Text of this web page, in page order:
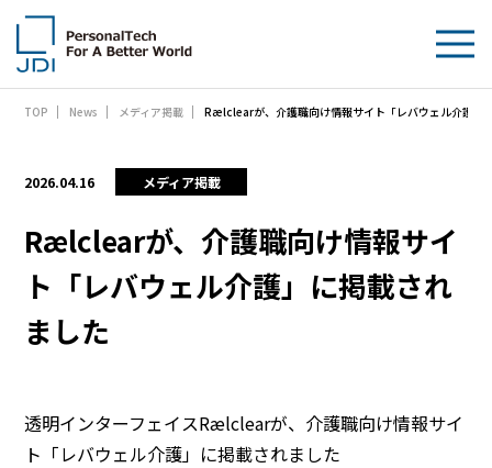
企業情報
製品・技術
サステナビリティ
IR情報
採用情報
お問い合わせ
TOP News メディア掲載 Rælclearが、介護職向け情報サイト「レバウェル介護」
2026.04.16 メディア掲載
Rælclearが、介護職向け情報サイ
ト「レバウェル介護」に掲載され
ました
透明インターフェイスRælclearが、介護職向け情報サイ
ト「レバウェル介護」に掲載されました